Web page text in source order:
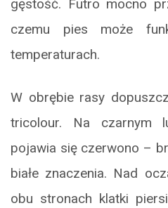
gęstość. Futro mocno
czemu pies może
temperaturach.
W obrębie rasy
tricolour. Na czarnym
pojawia się czerwono –
białe znaczenia. Nad
obu stronach klatki